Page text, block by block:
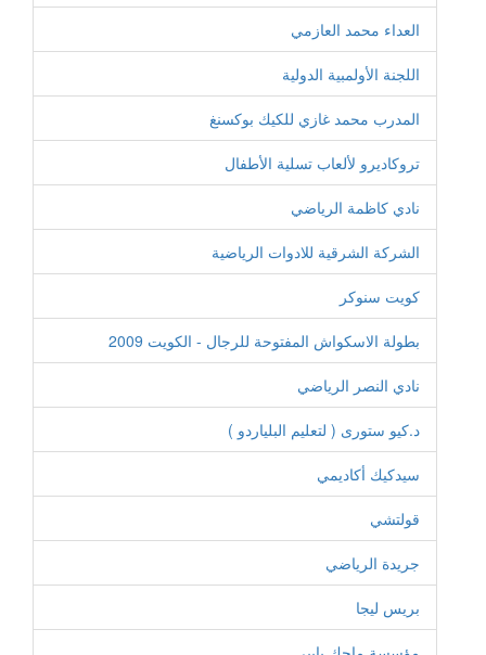
العداء محمد العازمي
اللجنة الأولمبية الدولية
المدرب محمد غازي للكيك بوكسنغ
تروكاديرو لألعاب تسلية الأطفال
نادي كاظمة الرياضي
الشركة الشرقية للادوات الرياضية
كويت سنوكر
بطولة الاسكواش المفتوحة للرجال - الكويت 2009
نادي النصر الرياضي
د.كيو ستورى ( لتعليم البلياردو )
سيدكيك أكاديمي
قولتشي
جريدة الرياضي
بريس ليجا